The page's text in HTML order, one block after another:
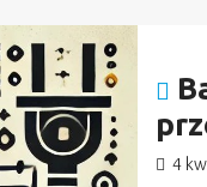
4